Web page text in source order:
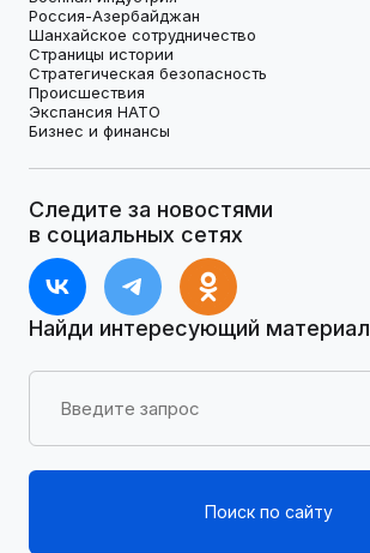
Россия-Азербайджан
Шанхайское сотрудничество
Страницы истории
Стратегическая безопасность
Происшествия
Экспансия НАТО
Бизнес и финансы
Следите за новостями
в социальных сетях
Найди интересующий материал
Поиск по сайту